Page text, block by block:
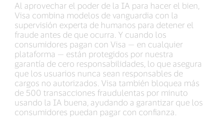
Al aprovechar el poder de la IA para hacer el bien,
Visa combina modelos de vanguardia con la
supervisión experta de humanos para detener el
fraude antes de que ocurra. Y cuando los
consumidores pagan con Visa — en cualquier
plataforma — están protegidos por nuestra
garantía de cero responsabilidades, lo que asegura
que los usuarios nunca sean responsables de
cargos no autorizados. Visa también bloquea más
de 500 transacciones fraudulentas por minuto
usando la IA buena, ayudando a garantizar que los
consumidores puedan pagar con confianza.